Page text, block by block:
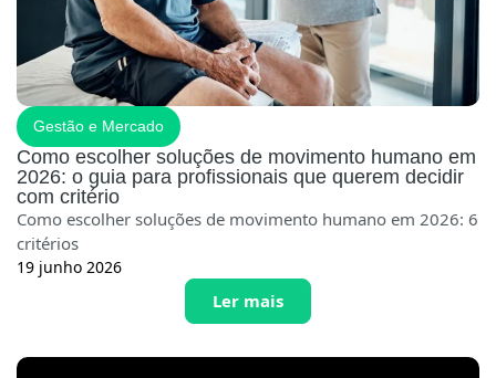
Gestão e Mercado
Como escolher soluções de movimento humano em
2026: o guia para profissionais que querem decidir
com critério
Como escolher soluções de movimento humano em 2026: 6
critérios
19 junho 2026
Ler mais